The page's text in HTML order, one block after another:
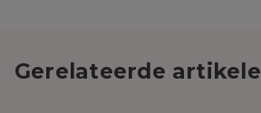
Gerelateerde